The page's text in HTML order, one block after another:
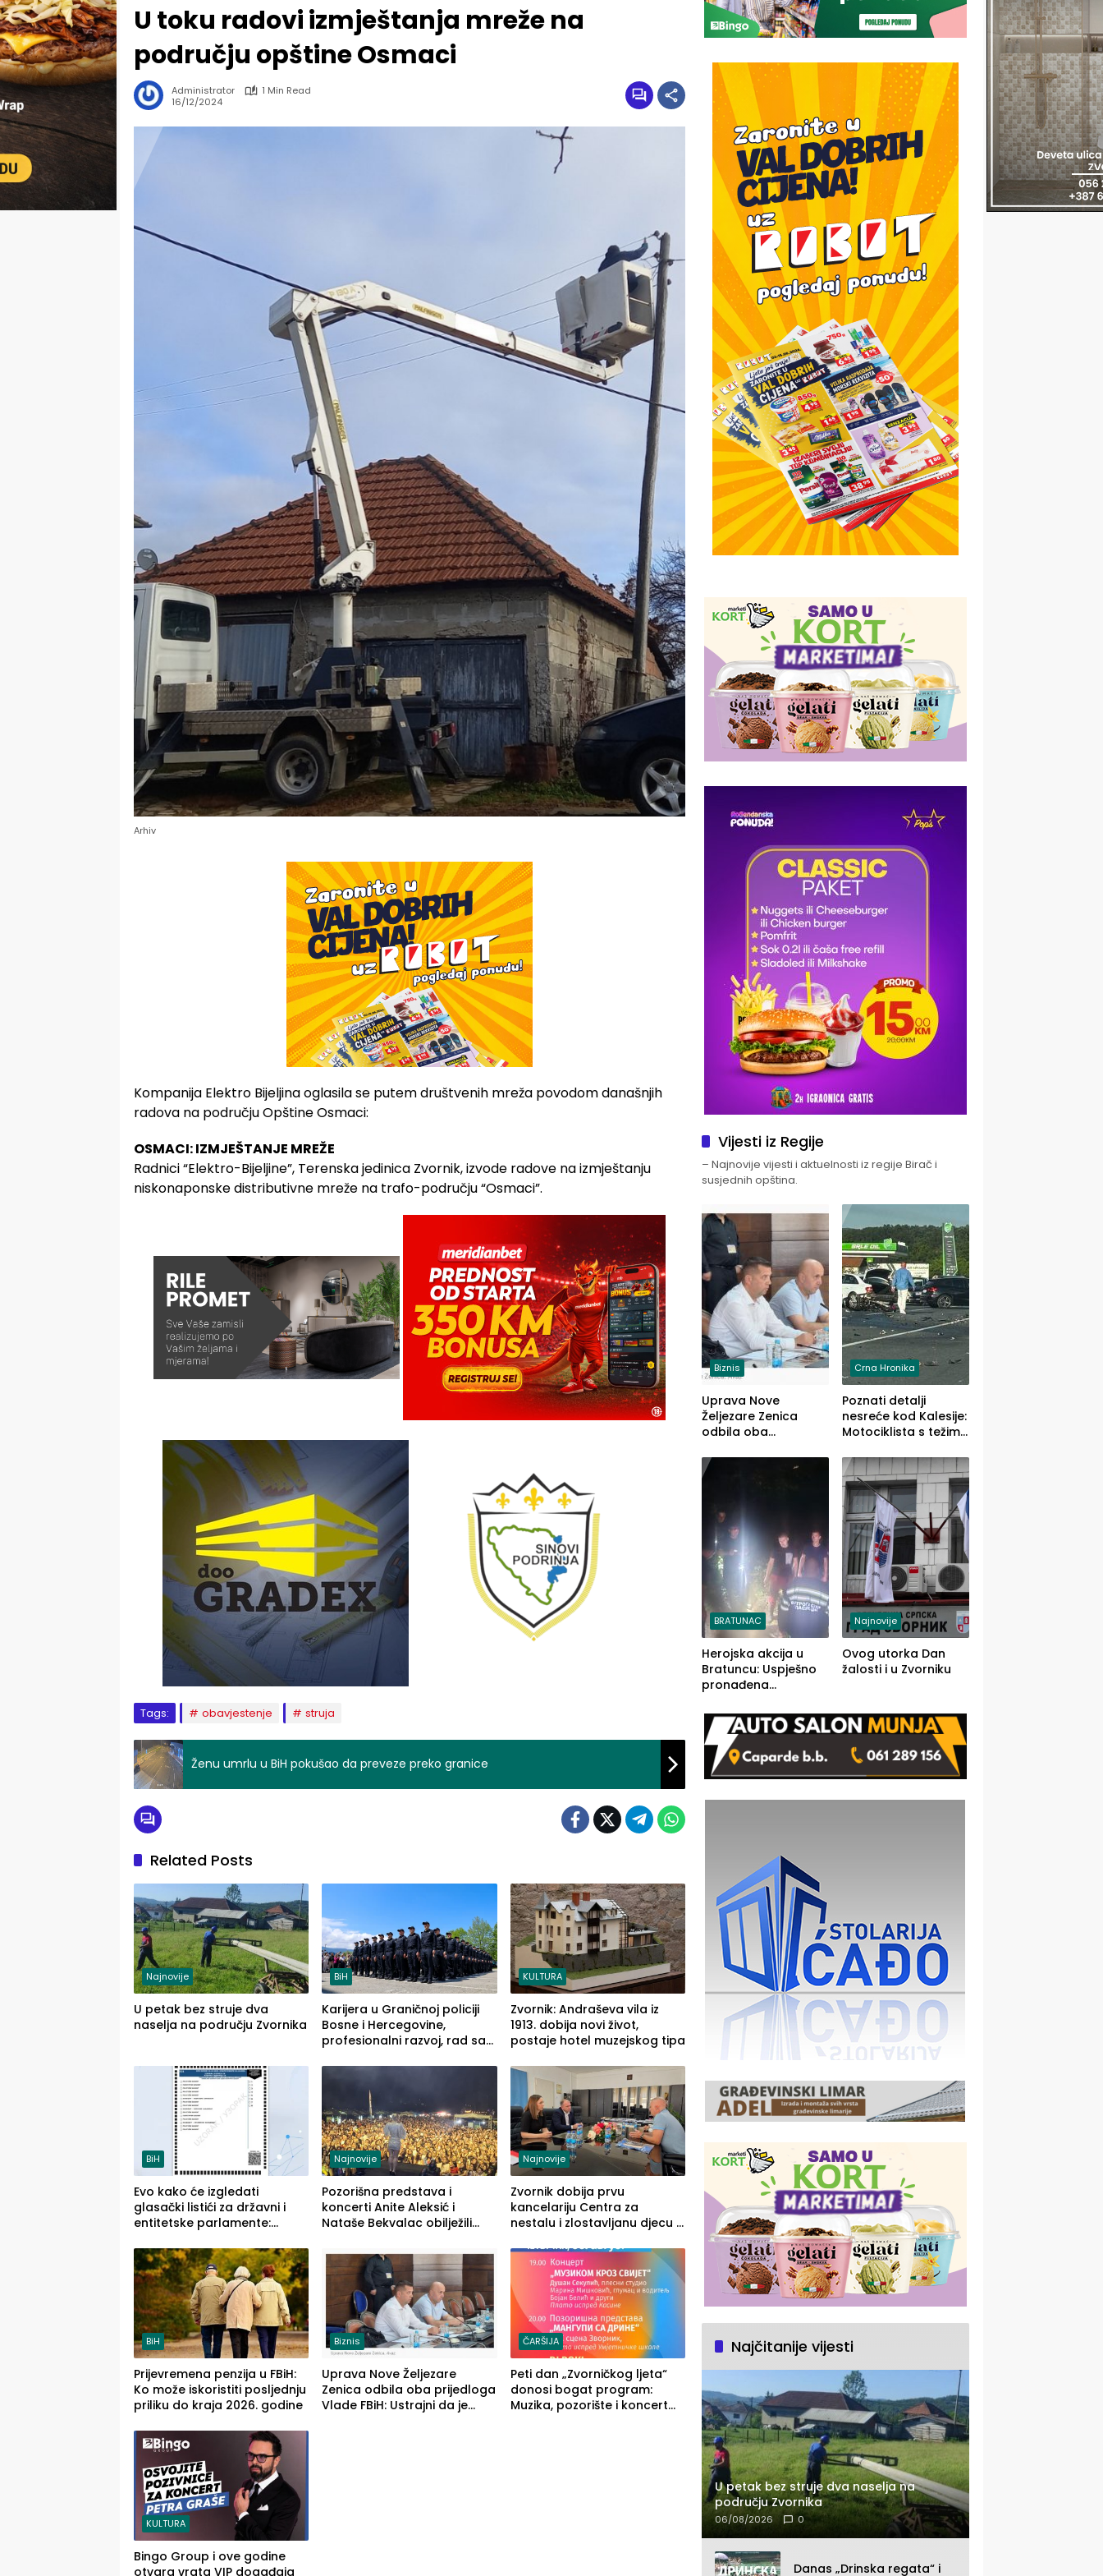
U toku radovi izmještanja mreže na
području opštine Osmaci
Administrator
1 Min Read
16/12/2024
Arhiv
Kompanija Elektro Bijeljina oglasila se putem društvenih mreža povodom današnjih
radova na području Opštine Osmaci:
OSMACI: IZMJEŠTANJE MREŽE
Radnici “Elektro-Bijeljine”, Terenska jedinica Zvornik, izvode radove na izmještanju
niskonaponske distributivne mreže na trafo-području “Osmaci”.
Tags: obavjestenje struja
Ženu umrlu u BiH pokušao da preveze preko granice
Related Posts
Najnovije
U petak bez struje dva
naselja na području Zvornika
BiH
Karijera u Graničnoj policiji
Bosne i Hercegovine,
profesionalni razvoj, rad sa
služba građanima
KULTURA
Zvornik: Andraševa vila iz
1913. dobija novi život,
postaje hotel muzejskog tipa
BiH
Evo kako će izgledati
glasački listići za državni i
entitetske parlamente:
na njima
Najnovije
Pozorišna predstava i
koncerti Anite Aleksić i
Nataše Bekvalac obilježili
(FOTO)
Najnovije
Zvornik dobija prvu
kancelariju Centra za
nestalu i zlostavljanu djecu u
BiH
Prijevremena penzija u FBiH:
Ko može iskoristiti posljednju
priliku do kraja 2026. godine
Biznis
Uprava Nove Željezare
Zenica odbila oba prijedloga
Vlade FBiH: Ustrajni da je
ČARŠIJA
Peti dan „Zvorničkog ljeta“
donosi bogat program:
Muzika, pozorište i koncert
KULTURA
Bingo Group i ove godine
otvara vrata VIP događaja
Vijesti iz Regije
– Najnovije vijesti i aktuelnosti iz regije Birač i
susjednih opština.
Biznis
Uprava Nove
Željezare Zenica
odbila oba
FBiH: Ustrajni da je
stečaj jedino rješenje
Crna Hronika
Poznati detalji
nesreće kod Kalesije:
Motociklista s težim,
lakšim povredama
BRATUNAC
Herojska akcija u
Bratuncu: Uspješno
pronađena
a Ivanka Lazić,
rodom iz Kravice.
Najnovije
Ovog utorka Dan
žalosti i u Zvorniku
Najčitanije vijesti
U petak bez struje dva naselja na
području Zvornika
06/08/2026 0
Danas „Drinska regata“ i